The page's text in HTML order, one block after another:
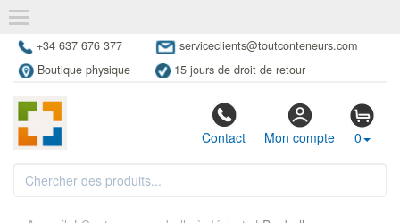
+34 637 676 377
serviceclients@toutconteneurs.com
Boutique physique
15 jours de droit de retour
Contact Mon compte 0